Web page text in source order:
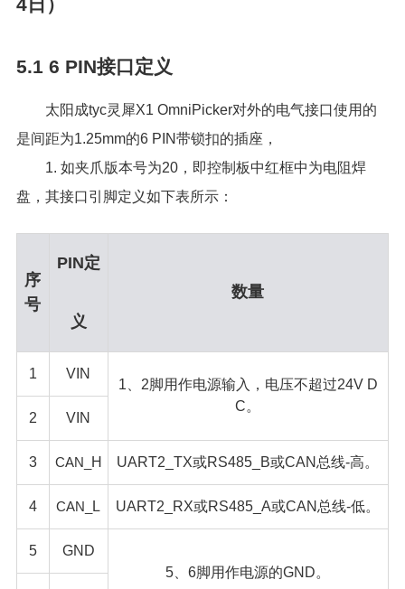
5.1 6 PIN接口定义
太阳成tyc灵犀X1 OmniPicker对外的电气接口使用的
是间距为1.25mm的6 PIN带锁扣的插座，
1. 如夹爪版本号为20，即控制板中红框中为电阻焊
盘，其接口引脚定义如下表所示：
序
号
PIN定
义
数量
1 VIN
1、2脚用作电源输入，电压不超过24V D
C。
2 VIN
3 CAN_ H UART2_TX或RS485_B或CAN总线-高。
4 CAN_ L UART2_RX或RS485_A或CAN总线-低。
5
GND
5、6脚用作电源的GND。